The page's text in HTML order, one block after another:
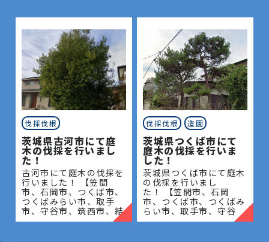
伐採伐根
茨城県古河市にて庭
木の伐採を行いまし
た！
古河市にて庭木の伐採を
行いました！ 【笠間
市、石岡市、つくば市、
つくばみらい市、取手
市、守谷市、筑西市、結
城市、桜川市、常総市、
伐採伐根 造園
茨城県つくば市にて
庭木の伐採を行いま
した！
茨城県つくば市にて庭木
の伐採を行いまし
た！ 【笠間市、石岡
市、つくば市、つくばみ
らい市、取手市、守谷
市、筑西市、結城市、桜